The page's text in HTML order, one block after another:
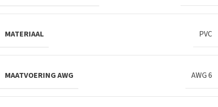
MATERIAAL PVC
MAATVOERING AWG AWG 6